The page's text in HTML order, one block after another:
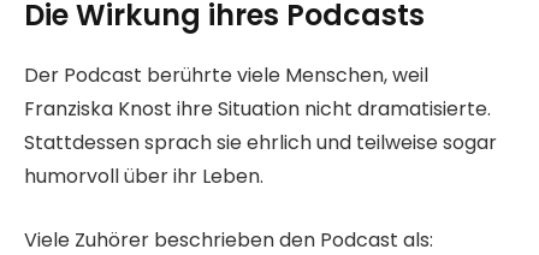
Die Wirkung ihres Podcasts
Der Podcast berührte viele Menschen, weil
Franziska Knost ihre Situation nicht dramatisierte.
Stattdessen sprach sie ehrlich und teilweise sogar
humorvoll über ihr Leben.
Viele Zuhörer beschrieben den Podcast als: